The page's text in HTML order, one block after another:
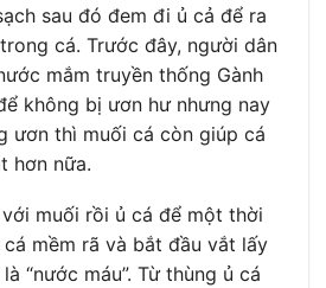
sau đó đem đi ủ cả để ra
cá. Trước đây, người dân
mắm truyền thống Gành
không bị ươn hư nhưng nay
ươn thì muối cá còn giúp cá
hơn nữa.
muối rồi ủ cá để một thời
mềm rã và bắt đầu vắt lấy
“nước máu”. Từ thùng ủ cá